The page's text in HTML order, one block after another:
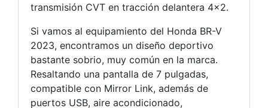
transmisión CVT en tracción delantera 4×2.
Si vamos al equipamiento del Honda BR-V
2023, encontramos un diseño deportivo
bastante sobrio, muy común en la marca.
Resaltando una pantalla de 7 pulgadas,
compatible con Mirror Link, además de
puertos USB, aire acondicionado,